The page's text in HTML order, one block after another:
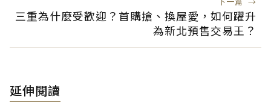
三重為什麼受歡迎？首購搶、換屋愛，如何躍升
為新北預售交易王？
延伸閱讀